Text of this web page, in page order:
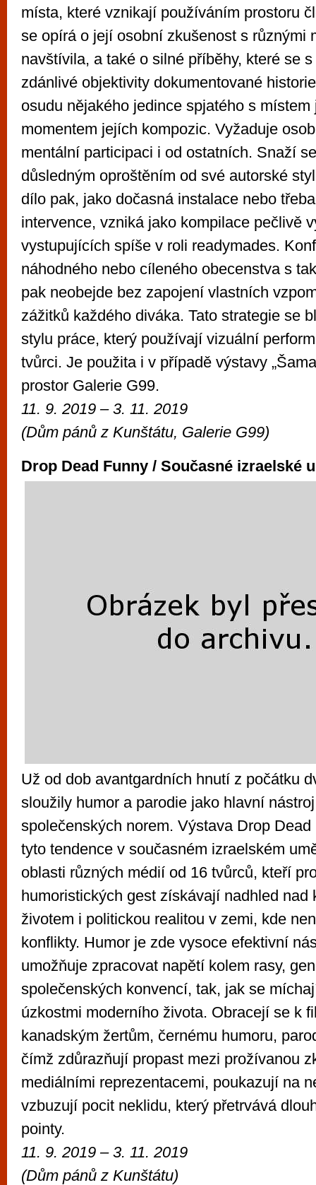
místa, které vznikají používáním prostoru
se opírá o její osobní zkušenost s různými
navštívila, a také o silné příběhy, které se
zdánlivé objektivity dokumentované
osudu nějakého jedince spjatého s
momentem jejích kompozic. Vyžaduje
mentální participaci i od ostatních. Snaží
důsledným oproštěním od své autorské
dílo pak, jako dočasná instalace nebo
intervence, vzniká jako kompilace pečlivě
vystupujících spíše v roli readymades.
náhodného nebo cíleného obecenstva s
pak neobejde bez zapojení vlastních
zážitků každého diváka. Tato strategie se
stylu práce, který používají vizuální
tvůrci. Je použita i v případě výstavy
prostor Galerie G99.
11. 9. 2019 – 3. 11. 2019
(Dům pánů z Kunštátu, Galerie G99)
Drop Dead Funny / Současné izraelské
Už od dob avantgardních hnutí z počátku
sloužily humor a parodie jako hlavní
společenských norem. Výstava Drop
tyto tendence v současném izraelském
oblasti různých médií od 16 tvůrců, kteří
humoristických gest získávají nadhled nad
životem i politickou realitou v zemi, kde
konflikty. Humor je zde vysoce efektivní
umožňuje zpracovat napětí kolem rasy,
společenských konvencí, tak, jak se
úzkostmi moderního života. Obracejí se k
kanadským žertům, černému humoru,
čímž zdůrazňují propast mezi prožívanou
mediálními reprezentacemi, poukazují na
vzbuzují pocit neklidu, který přetrvává
pointy.
11. 9. 2019 – 3. 11. 2019
(Dům pánů z Kunštátu)